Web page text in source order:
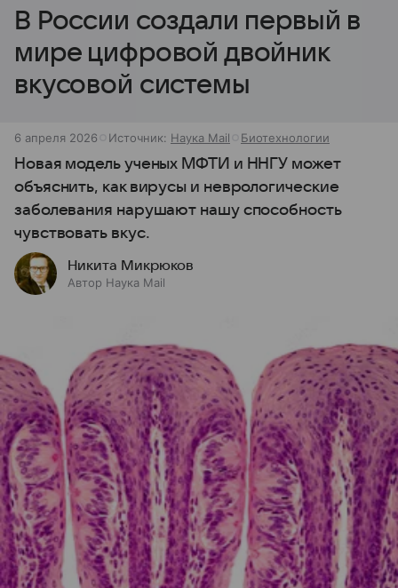
В России создали первый в
мире цифровой двойник
вкусовой системы
6 апреля 2026 Источник: Наука Mail Биотехнологии
Новая модель ученых МФТИ и ННГУ может
объяснить, как вирусы и неврологические
заболевания нарушают нашу способность
чувствовать вкус.
Никита Микрюков
Автор Наука Mail